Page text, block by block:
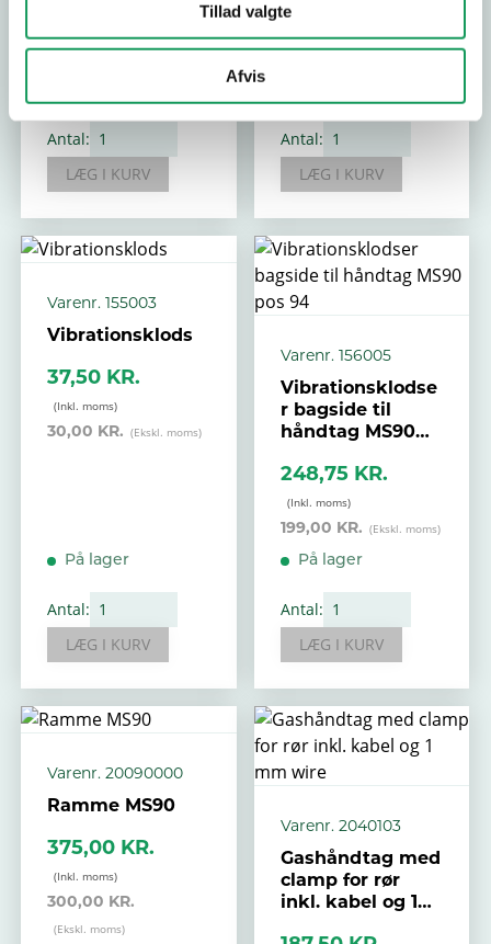
Tillad valgte
Afvis
99,00 KR.
Antal:
LÆG I KURV
Antal:
LÆG I KURV
Varenr. 155003
Vibrationsklods
37,50 KR.
30,00 KR.
På lager
Antal:
LÆG I KURV
Varenr. 156005
Vibrationsklodse
r bagside til
håndtag MS90
248,75 KR.
199,00 KR.
På lager
Antal:
LÆG I KURV
Varenr. 20090000
Ramme MS90
375,00 KR.
300,00 KR.
Varenr. 2040103
Gashåndtag med
clamp for rør
inkl. kabel og 1